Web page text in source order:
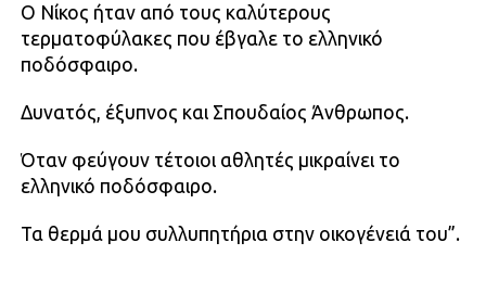
Ο Νίκος ήταν από τους καλύτερους
τερματοφύλακες που έβγαλε το ελληνικό
ποδόσφαιρο.
Δυνατός, έξυπνος και Σπουδαίος Άνθρωπος.
Όταν φεύγουν τέτοιοι αθλητές μικραίνει το
ελληνικό ποδόσφαιρο.
Τα θερμά μου συλλυπητήρια στην οικογένειά του”.